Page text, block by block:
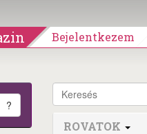
Bejelentkezem
?
ROVATOK